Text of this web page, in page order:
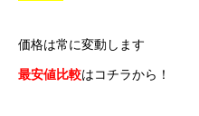
価格は常に変動します
最安値比較はコチラから！